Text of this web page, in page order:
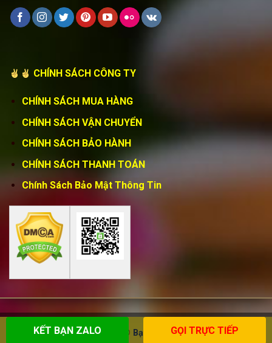
CHÍNH SÁCH CÔNG TY
CHÍNH SÁCH MUA HÀNG
CHÍNH SÁCH VẬN CHUYỂN
CHÍNH SÁCH BẢO HÀNH
CHÍNH SÁCH THANH TOÁN
Chính Sách Bảo Mật Thông Tin
Copyright 2026 © Bạt Nguyễn Lê Phát
KẾT BẠN ZALO GỌI TRỰC TIẾP